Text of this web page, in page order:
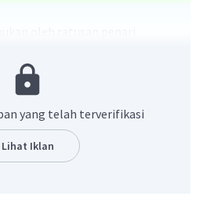
Level 89
yang telah terverifikasi
Lihat Iklan